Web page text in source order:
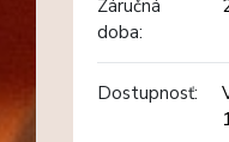
Záručná
doba:
Dostupnosť: